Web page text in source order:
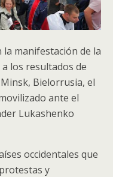
la manifestación de la
los resultados de
Bielorrusia, el
ante el
Lukashenko
occidentales que
y